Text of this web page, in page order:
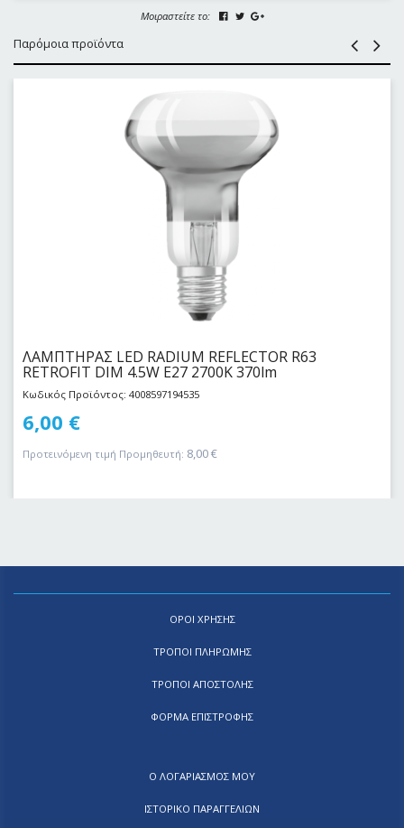
Μοιραστείτε το:
Παρόμοια προϊόντα
ΛΑΜΠΤΗΡΑΣ LED RADIUM REFLECTOR R63
RETROFIT DIM 4.5W E27 2700K 370lm
Κωδικός Προϊόντος: 4008597194535
6,00 €
Προτεινόμενη τιμή Προμηθευτή: 8,00€
ΟΡΟΙ ΧΡΗΣΗΣ
ΤΡΟΠΟΙ ΠΛΗΡΩΜΗΣ
ΤΡΟΠΟΙ ΑΠΟΣΤΟΛΗΣ
ΦΟΡΜΑ ΕΠΙΣΤΡΟΦΗΣ
Ο ΛΟΓΑΡΙΑΣΜΟΣ ΜΟΥ
ΙΣΤΟΡΙΚΟ ΠΑΡΑΓΓΕΛΙΩΝ